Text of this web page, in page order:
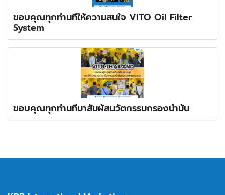
ขอบคุณทุกท่านที่ให้ความสนใจ VITO Oil Filter
System
ขอบคุณทุกท่านที่มาสัมผัสนวัตกรรมกรองน้ำมัน